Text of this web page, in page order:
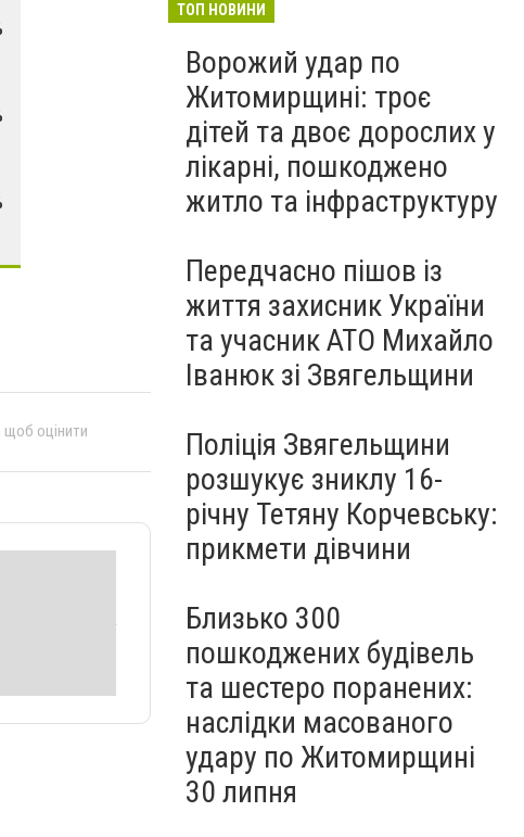
, щоб оцінити
ТОП НОВИНИ
Ворожий удар по
Житомирщині: троє
дітей та двоє дорослих у
лікарні, пошкоджено
житло та інфраструктуру
Передчасно пішов із
життя захисник України
та учасник АТО Михайло
Іванюк зі Звягельщини
Поліція Звягельщини
розшукує зниклу 16-
річну Тетяну Корчевську:
прикмети дівчини
Близько 300
пошкоджених будівель
та шестеро поранених:
наслідки масованого
удару по Житомирщині
30 липня